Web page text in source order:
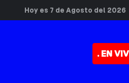
Hoy es 7 de Agosto del 2026
. EN